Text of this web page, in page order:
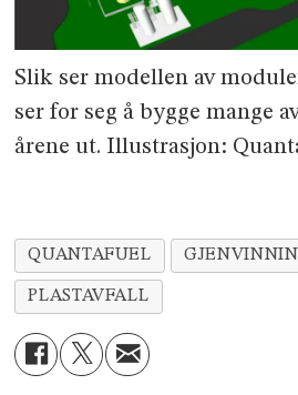
Slik ser modellen av
ser for seg å bygge mange
årene ut. Illustrasjon:
QUANTAFUEL
PLASTAVFALL